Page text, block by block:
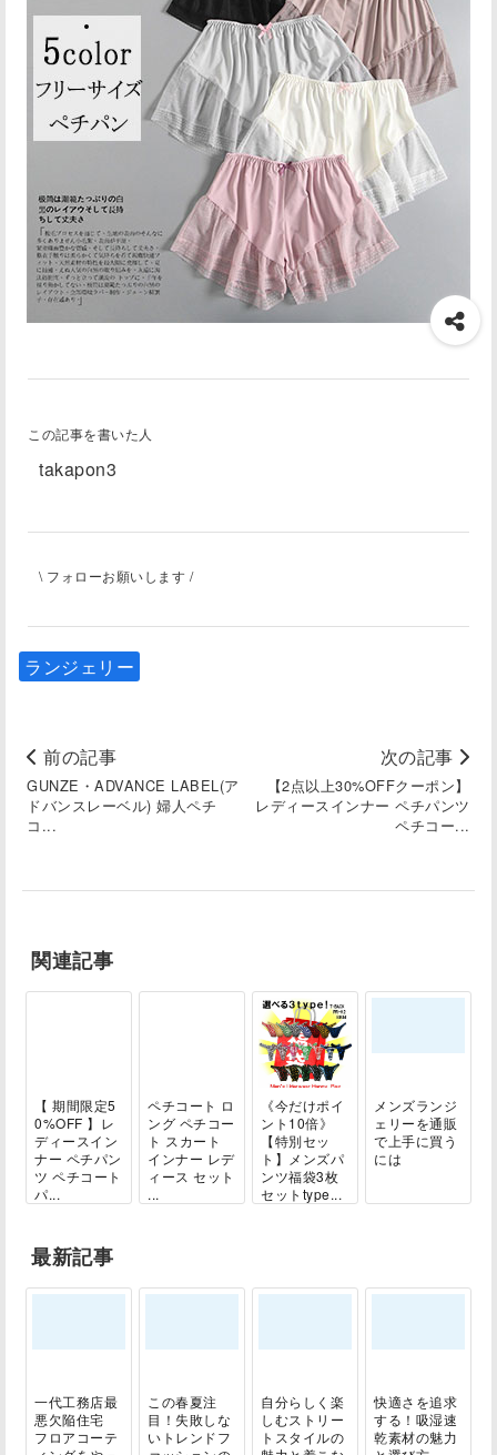
この記事を書いた人
takapon3
\ フォローお願いします /
ランジェリー
前の記事
GUNZE・ADVANCE LABEL(ア
ドバンスレーベル) 婦人ペチ
コ...
次の記事
【2点以上30%OFFクーポン】
レディースインナー ペチパンツ
ペチコー...
関連記事
【 期間限定5
0%OFF 】レ
ディースイン
ナー ペチパン
ツ ペチコート
パ...
ペチコート ロ
ング ペチコー
ト スカート
インナー レデ
ィース セット
...
《今だけポイ
ント10倍》
【特別セッ
ト】メンズパ
ンツ福袋3枚
セットtype...
メンズランジ
ェリーを通販
で上手に買う
には
最新記事
一代工務店最
悪欠陥住宅
フロアコーテ
この春夏注
目！失敗しな
いトレンドフ
自分らしく楽
しむストリー
トスタイルの
快適さを追求
する！吸湿速
乾素材の魅力